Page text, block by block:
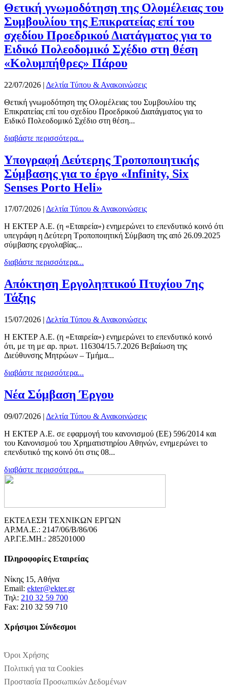
Θετική γνωμοδότηση της Ολομέλειας του
Συμβουλίου της Επικρατείας επί του
σχεδίου Προεδρικού Διατάγματος για το
Ειδικό Πολεοδομικό Σχέδιο στη θέση
«Κολυμπήθρες» Πάρου
22/07/2026 | Δελτία Τύπου & Ανακοινώσεις
Θετική γνωμοδότηση της Ολομέλειας του Συμβουλίου της
Επικρατείας επί του σχεδίου Προεδρικού Διατάγματος για το
Ειδικό Πολεοδομικό Σχέδιο στη θέση...
διαβάστε περισσότερα...
Υπογραφή Δεύτερης Τροποποιητικής
Σύμβασης για το έργο «Infinity, Six
Senses Porto Heli»
17/07/2026 | Δελτία Τύπου & Ανακοινώσεις
Η ΕΚΤΕΡ Α.Ε. (η «Εταιρεία») ενημερώνει το επενδυτικό κοινό ότι
υπεγράφη η Δεύτερη Τροποποιητική Σύμβαση της από 26.09.2025
σύμβασης εργολαβίας...
διαβάστε περισσότερα...
Απόκτηση Εργοληπτικού Πτυχίου 7ης
Τάξης
15/07/2026 | Δελτία Τύπου & Ανακοινώσεις
Η ΕΚΤΕΡ Α.Ε. (η «Εταιρεία») ενημερώνει το επενδυτικό κοινό
ότι, με τη με αρ. πρωτ. 116304/15.7.2026 Βεβαίωση της
Διεύθυνσης Μητρώων – Τμήμα...
διαβάστε περισσότερα...
Νέα Σύμβαση Έργου
09/07/2026 | Δελτία Τύπου & Ανακοινώσεις
Η ΕΚΤΕΡ Α.Ε. σε εφαρμογή του κανονισμού (ΕΕ) 596/2014 και
του Κανονισμού του Χρηματιστηρίου Αθηνών, ενημερώνει το
επενδυτικό της κοινό ότι στις 08...
διαβάστε περισσότερα...
ΕΚΤΕΛΕΣΗ ΤΕΧΝΙΚΩΝ ΕΡΓΩΝ
ΑΡ.ΜΑ.Ε.: 2147/06/B/86/06
ΑΡ.Γ.Ε.ΜΗ.: 285201000
Πληροφορίες Εταιρείας
Νίκης 15, Αθήνα
Email: ekter@ekter.gr
Τηλ: 210 32 59 700
Fax: 210 32 59 710
Χρήσιμοι Σύνδεσμοι
Όροι Χρήσης
Πολιτική για τα Cookies
Προστασία Προσωπικών Δεδομένων